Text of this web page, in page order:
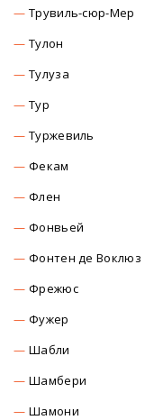
Трувиль-сюр-Мер
Тулон
Тулуза
Тур
Туржевиль
Фекам
Флен
Фонвьей
Фонтен де Воклюз
Фрежюс
Фужер
Шабли
Шамбери
Шамони